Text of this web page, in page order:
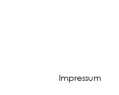
Impressum